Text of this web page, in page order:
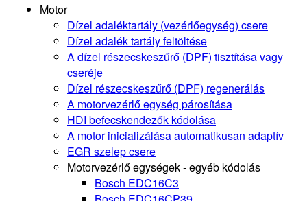
Motor
Dízel adaléktartály (vezérlőegység) csere
Dízel adalék tartály feltöltése
A dízel részecskeszűrő (DPF) tisztítása vagy
cseréje
Dízel részecskeszűrő (DPF) regenerálás
A motorvezérlő egység párosítása
HDI befecskendezők kódolása
A motor inicializálása automatikusan adaptív
EGR szelep csere
Motorvezérlő egységek - egyéb kódolás
Bosch EDC16C3